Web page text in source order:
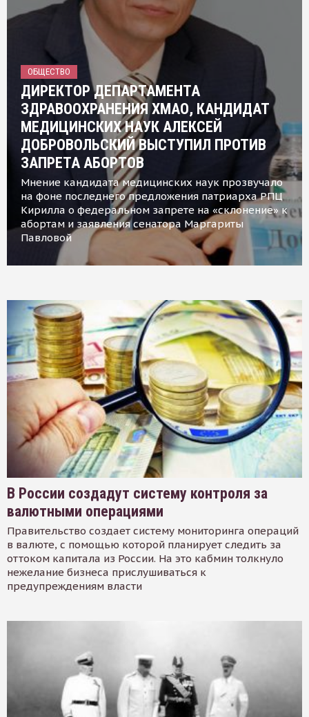
ОБЩЕСТВО
ДИРЕКТОР ДЕПАРТАМЕНТА
ЗДРАВООХРАНЕНИЯ ХМАО, КАНДИДАТ
МЕДИЦИНСКИХ НАУК АЛЕКСЕЙ
ДОБРОВОЛЬСКИЙ ВЫСТУПИЛ ПРОТИВ
ЗАПРЕТА АБОРТОВ
Мнение кандидата медицинских наук прозвучало
на фоне последнего предложения патриарха РПЦ
Кирилла о федеральном запрете на «склонение» к
абортам и заявления сенатора Маргариты
Павловой
В России создадут систему контроля за
валютными операциями
Правительство создает систему мониторинга операций
в валюте, с помощью которой планирует следить за
оттоком капитала из России. На это кабмин толкнуло
нежелание бизнеса прислушиваться к
предупреждениям власти